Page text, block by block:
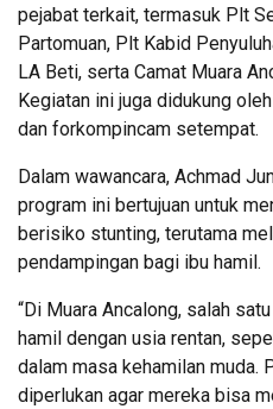
pejabat terkait, termasuk Plt
Partomuan, Plt Kabid
LA Beti, serta Camat Muara
Kegiatan ini juga didukung
dan forkompincam setempat.
Dalam wawancara, Achmad
program ini bertujuan untuk
berisiko stunting, terutama
pendampingan bagi ibu hamil.
“Di Muara Ancalong, salah
hamil dengan usia rentan,
dalam masa kehamilan muda.
diperlukan agar mereka bisa